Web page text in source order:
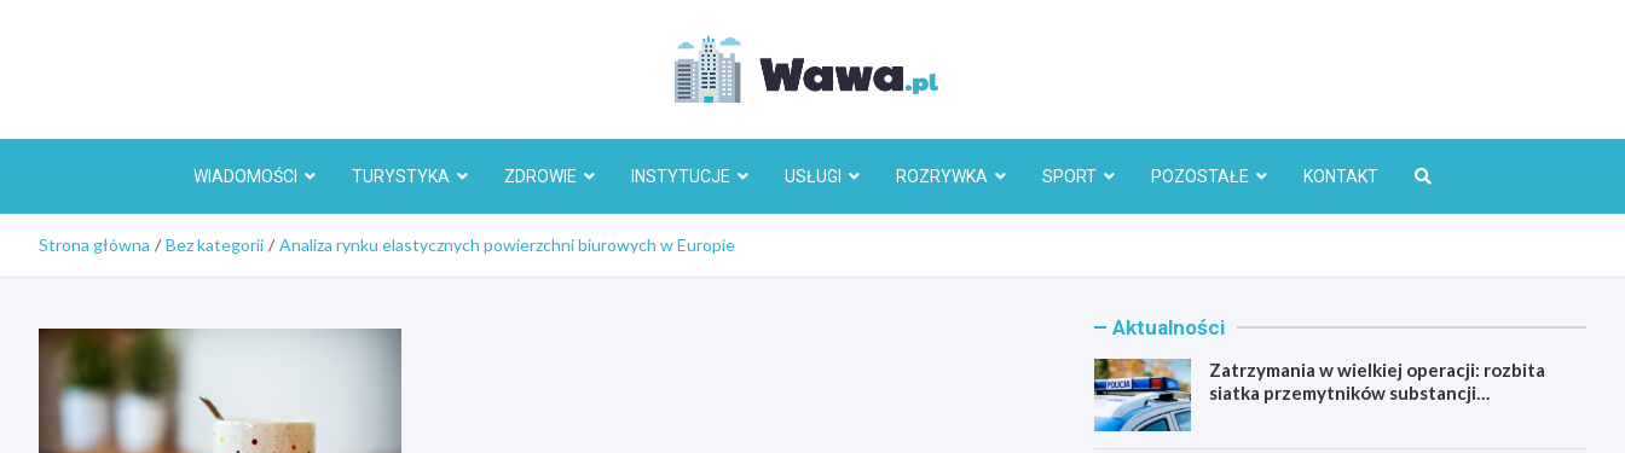
WIADOMOŚCI TURYSTYKA ZDROWIE INSTYTUCJE USŁUGI ROZRYWKA SPORT POZOSTAŁE KONTAKT
Strona główna Bez kategorii Analiza rynku elastycznych powierzchni biurowych w Europie
Aktualności
Zatrzymania w wielkiej operacji: rozbita
siatka przemytników substancji